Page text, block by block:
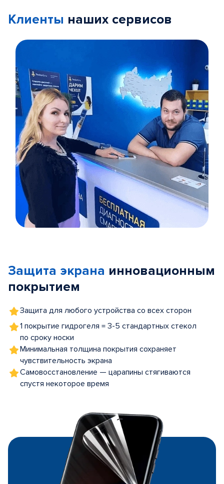
Клиенты наших сервисов
5
Защита экрана инновационным
покрытием
Защита для любого устройства со всех сторон
1 покрытие гидрогеля = 3-5 стандартных стекол
по сроку носки
Минимальная толщина покрытия сохраняет
чувствительность экрана
Самовосстановление — царапины стягиваются
спустя некоторое время